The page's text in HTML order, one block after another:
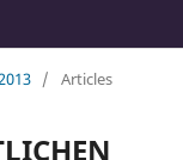
/ Articles